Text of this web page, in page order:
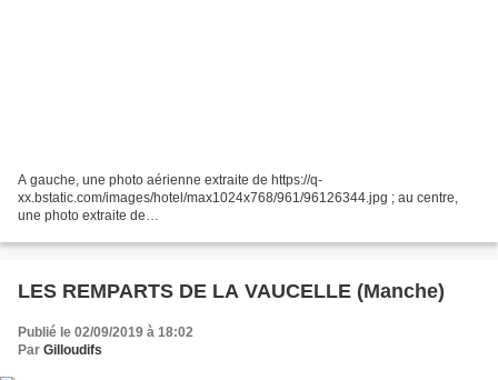
A gauche, une photo aérienne extraite de https://q-
xx.bstatic.com/images/hotel/max1024x768/961/96126344.jpg ; au centre,
une photo extraite de
_Landin_High_Normandy_France#&gid=1&pid=1...
LES REMPARTS DE LA VAUCELLE (Manche)
Publié le 02/09/2019 à 18:02
Par Gilloudifs